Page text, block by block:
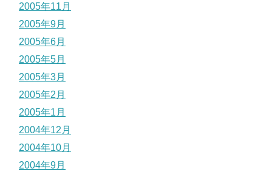
2005年11月
2005年9月
2005年6月
2005年5月
2005年3月
2005年2月
2005年1月
2004年12月
2004年10月
2004年9月